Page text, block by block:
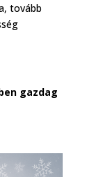
tovább
gazdag